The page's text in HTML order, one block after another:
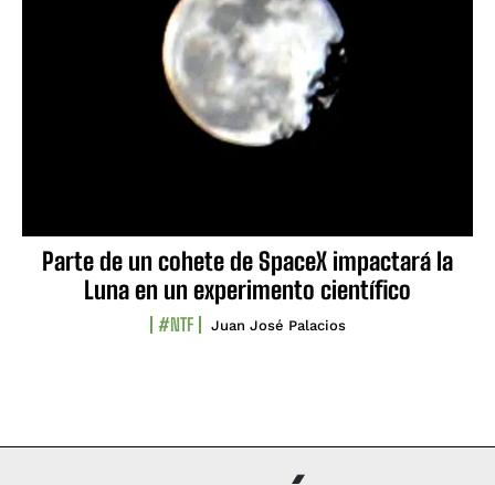
Parte de un cohete de SpaceX impactará la
Luna en un experimento científico
#NTF Juan José Palacios